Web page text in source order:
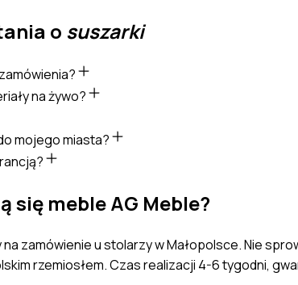
o suszarki
na żywo?
mojego miasta?
się meble AG Meble?
na zamówienie u stolarzy w Małopolsce. Nie
rzemiosłem. Czas realizacji 4-6 tygodni,